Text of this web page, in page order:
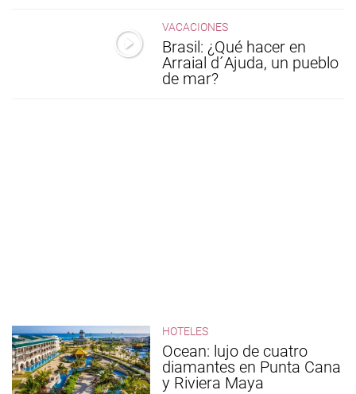
VACACIONES
Brasil: ¿Qué hacer en
Arraial d´Ajuda, un pueblo
de mar?
HOTELES
Ocean: lujo de cuatro
diamantes en Punta Cana
y Riviera Maya